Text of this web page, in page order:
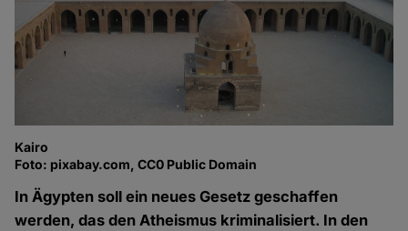
Kairo
Foto: pixabay.com, CC0 Public Domain
In Ägypten soll ein neues Gesetz geschaffen
werden, das den Atheismus kriminalisiert. In den